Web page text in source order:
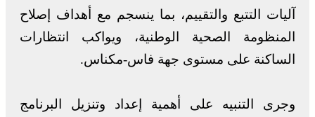
آليات التتبع والتقييم، بما ينسجم مع أهداف إصلاح
المنظومة الصحية الوطنية، ويواكب انتظارات
الساكنة على مستوى جهة فاس-مكناس.
وجرى التنبيه على أهمية إعداد وتنزيل البرنامج